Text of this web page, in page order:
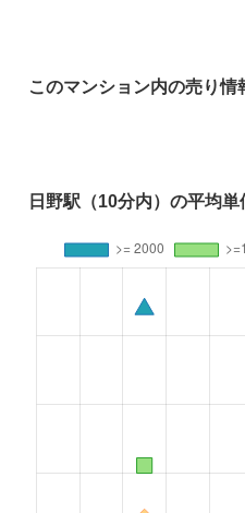
このマンション内の売り
日野駅（10分内）の平均単